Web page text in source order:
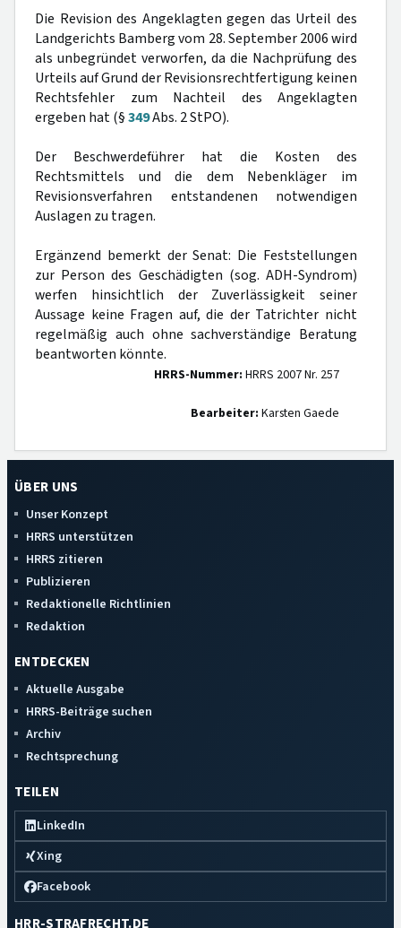
Die Revision des Angeklagten gegen das Urteil des
Landgerichts Bamberg vom 28. September 2006 wird
als unbegründet verworfen, da die Nachprüfung des
Urteils auf Grund der Revisionsrechtfertigung keinen
Rechtsfehler zum Nachteil des Angeklagten
ergeben hat (§349Abs. 2 StPO).
Der Beschwerdeführer hat die Kosten des
Rechtsmittels und die dem Nebenkläger im
Revisionsverfahren entstandenen notwendigen
Auslagen zu tragen.
Ergänzend bemerkt der Senat: Die Feststellungen
zur Person des Geschädigten (sog. ADH-Syndrom)
werfen hinsichtlich der Zuverlässigkeit seiner
Aussage keine Fragen auf, die der Tatrichter nicht
regelmäßig auch ohne sachverständige Beratung
beantworten könnte.
HRRS-Nummer: HRRS 2007 Nr. 257
Bearbeiter: Karsten Gaede
ÜBER UNS
Unser Konzept
HRRS unterstützen
HRRS zitieren
Publizieren
Redaktionelle Richtlinien
Redaktion
ENTDECKEN
Aktuelle Ausgabe
HRRS-Beiträge suchen
Archiv
Rechtsprechung
TEILEN
LinkedIn
Xing
Facebook
HRR-STRAFRECHT.DE